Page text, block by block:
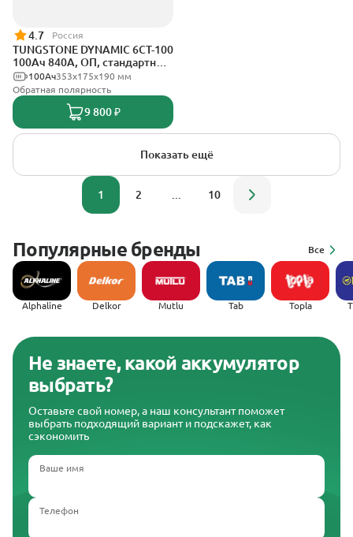
4.7 Россия
TUNGSTONE DYNAMIC 6СТ-100
100Ач 840А, ОП, стандартные
клеммы353x175x190 мм
100Ач
Обратная полярность
9 800 ₽
Показать ещё
1 2 10
Популярные бренды Все
Alphaline Delkor Mutlu Tab Topla
Не знаете, какой аккумулятор
выбрать?
Оставьте свой номер, а наш консультант поможет
выбрать подходящий вариант и подскажет, как
сэкономить
Ваше имя
Телефон